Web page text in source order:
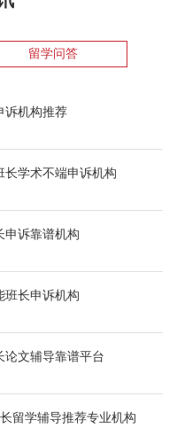
留学问答
诉机构推荐
长学术不端申诉机构
申诉靠谱机构
班长申诉机构
论文辅导靠谱平台
留学辅导推荐专业机构